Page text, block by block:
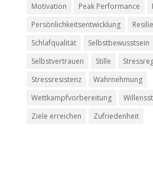
Motivation
Peak Performance
Persönlichkeitsentwicklung
Schlafqualität
Selbstbewusstsein
Selbstvertrauen
Stille
Stressresistenz
Wahrnehmung
Wettkampfvorbereitung
Ziele erreichen
Zufriedenheit